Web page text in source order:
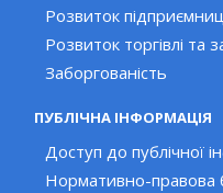
Розвиток
Розвиток торгівлі та
Заборгованість
ПУБЛІЧНА ІНФОРМАЦІЯ
Доступ до публічної
Нормативно-правова